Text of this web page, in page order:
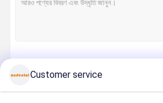
ডেন্টাল ওয়াক্স ডিস্ক
Customer service